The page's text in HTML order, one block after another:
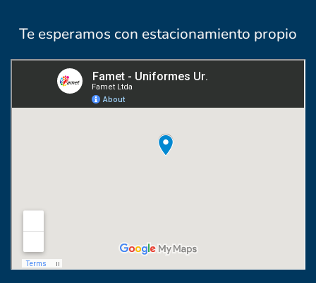
Te esperamos con estacionamiento propio